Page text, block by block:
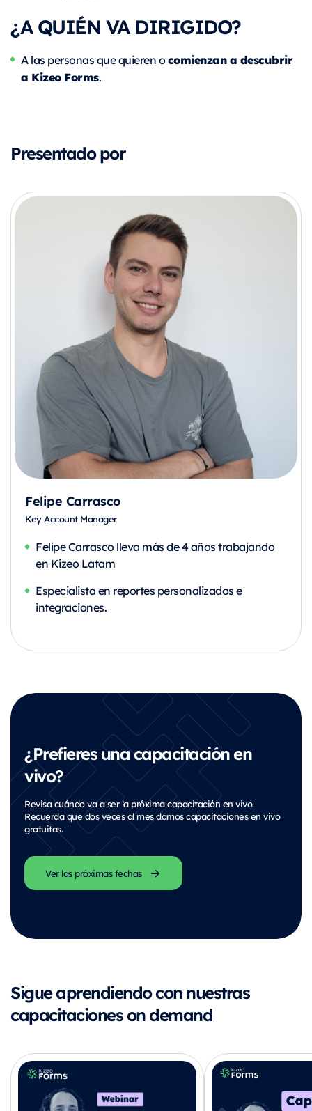
¿A QUIÉN VA DIRIGIDO?
A las personas que quieren ocomienzan a descubrir
a Kizeo Forms.
Presentado por
Felipe Carrasco
Key Account Manager
Felipe Carrasco lleva más de 4 años trabajando
en Kizeo Latam
Especialista en reportes personalizados e
integraciones.
¿Prefieres una capacitación en
vivo?
Revisa cuándo va a ser la próxima capacitación en vivo.
Recuerda que dos veces al mes damos capacitaciones en vivo
gratuitas.
Ver las próximas fechas
Sigue aprendiendo con nuestras
capacitaciones on demand